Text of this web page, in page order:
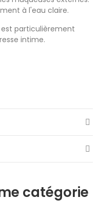
à l'eau claire.
particulièrement
intime.
catégorie